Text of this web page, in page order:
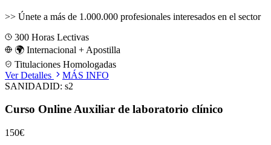
>> Únete a más de 1.000.000 profesionales interesados en el sector
300 Horas Lectivas
🌍 Internacional + Apostilla
Titulaciones Homologadas
Ver Detalles
MÁS INFO
SANIDADID: s2
Curso Online Auxiliar de laboratorio clínico
150€